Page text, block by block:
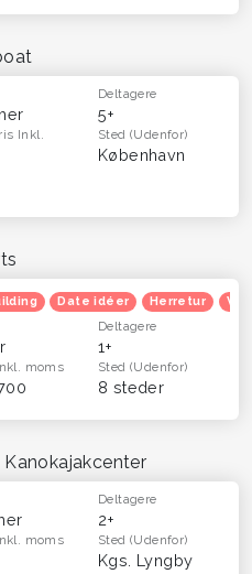
Deltagere
5+
Inkl.
Sted(Udenfor)
København
Date idéer Herretur
Deltagere
1+
moms Sted(Udenfor)
8 steder
Deltagere
2+
moms Sted(Udenfor)
Kgs. Lyngby